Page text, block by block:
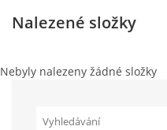
MODLITBA HASIČE
ARCHIV
Nalezené složky
Nebyly nalezeny žádné složky